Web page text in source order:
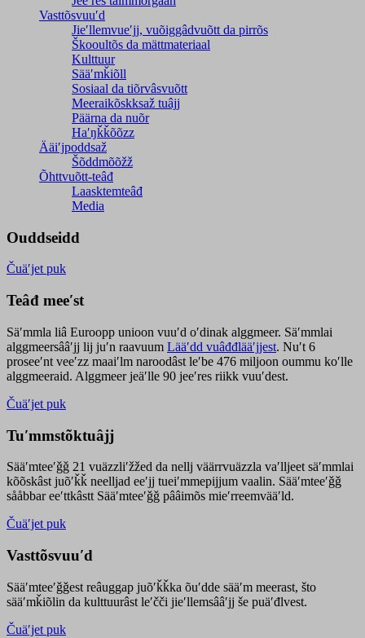
Vasttõsvuuʹd
Jieʹllemvueʹjj, vuõiggâdvuõtt da pirrõs
Škooultõs da mättmateriaal
Kulttuur
Sääʹmǩiõll
Sosiaal da tiõrvâsvuõtt
Meeraikõskksaž tuâjj
Päärna da nuõr
Haʹŋǩǩõõzz
Ääiʹjpoddsaž
Šõddmõõžž
Õhttvuõtt-teâđ
Laasktemteâđ
Media
Ouddseidd
Čuäʹjet puk
Teâđ meeʹst
Säʹmmla liâ Euroopp unioon vuuʹd oʹdinak alggmeer. Säʹmmlai
alggmeersââʹjj lij juʹn raavuum Lääʹdd vuâđđlääʹjjest. Nuʹt 6
proseeʹnt veeʹzz maaiʹlm naroodâst leʹbe 476 miljoon oummu koʹlle
alggmeeraid. Alggmeer jeäʹlle 90 jeeʹres riikk vuuʹdest.
Čuäʹjet puk
Tuʹmmstõktuâjj
Sääʹmteeʹǧǧ 21 vuäzzliʹžžed da nellj väärrvuäzzla vaʹlljeet säʹmmlai
kõõskâst juõʹǩǩ neelljad eeʹjj tueiʹmmepijjum vaalin. Sääʹmteeʹǧǧ
sååbbar eeʹttkâstt Sääʹmteeʹǧǧ pââimõs mieʹrreemvääʹld.
Čuäʹjet puk
Vasttõsvuuʹd
Sääʹmteeʹǧǧest reâuggap juõʹǩǩka õuʹdde sääʹm meerast, što
sääʹmǩiõlin da kulttuurâst leʹčči jieʹllemsââʹjj še puäʹđlvest.
Čuäʹjet puk